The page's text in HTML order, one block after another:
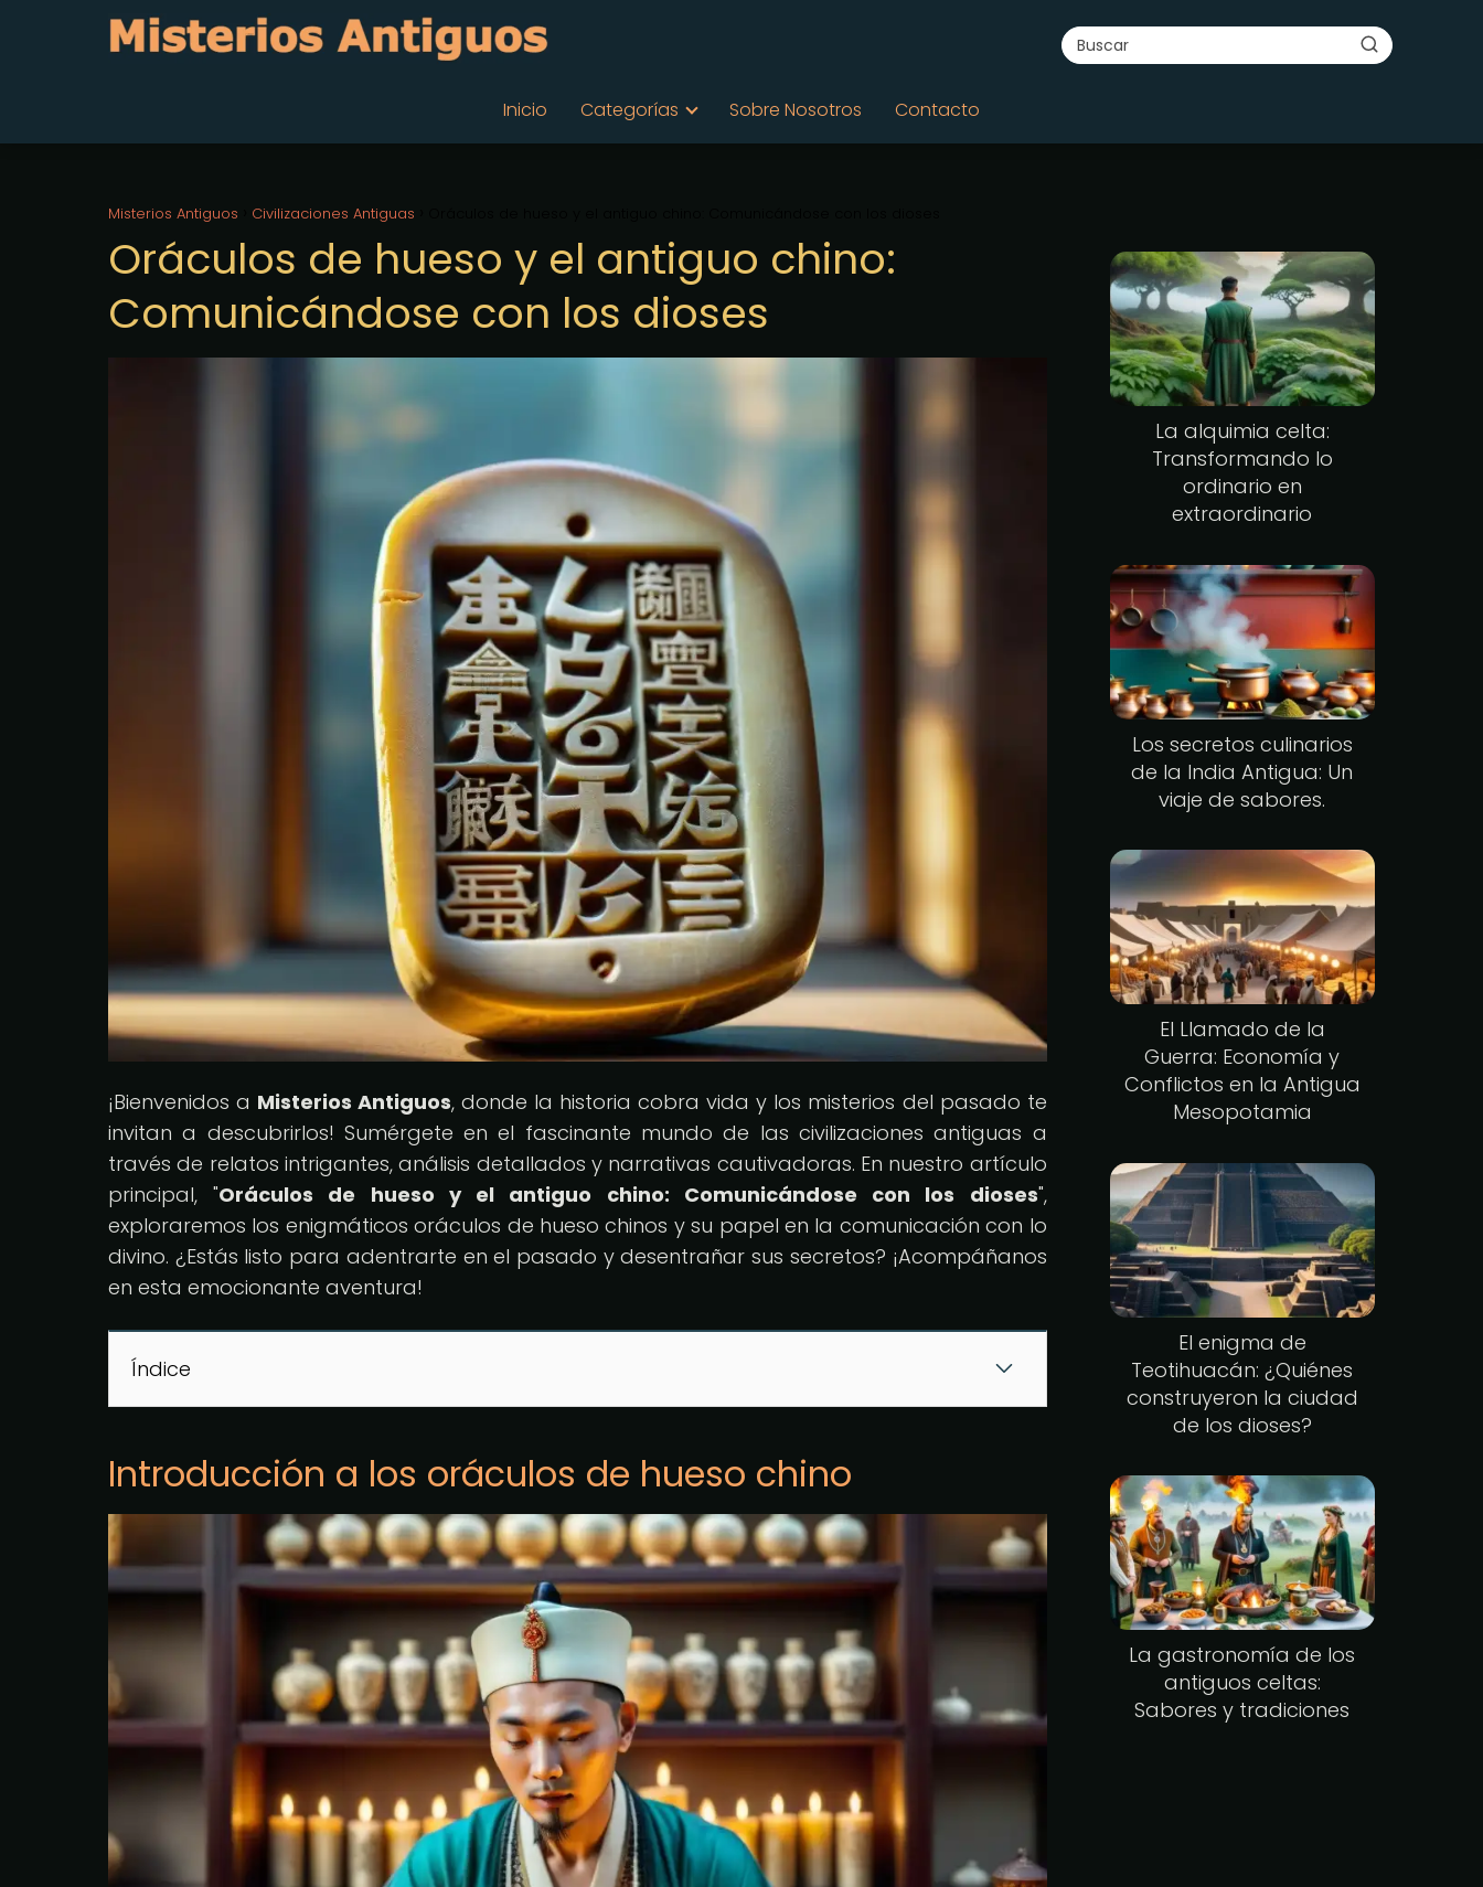
Inicio Categorías Sobre Nosotros Contacto
Misterios Antiguos Civilizaciones Antiguas
Oráculos de hueso y el antiguo chino:
Comunicándose con los dioses
¡Bienvenidos a Misterios Antiguos, donde la historia cobra vida y los misterios del pasado te
invitan a descubrirlos! Sumérgete en el fascinante mundo de las civilizaciones antiguas a
través de relatos intrigantes, análisis detallados y narrativas cautivadoras. En nuestro artículo
principal, "Oráculos de hueso y el antiguo chino: Comunicándose con los dioses",
exploraremos los enigmáticos oráculos de hueso chinos y su papel en la comunicación con lo
divino. ¿Estás listo para adentrarte en el pasado y desentrañar sus secretos? ¡Acompáñanos
en esta emocionante aventura!
Índice
Introducción a los oráculos de hueso chino
La alquimia celta:
Transformando lo
ordinario en
extraordinario
Los secretos culinarios
de la India Antigua: Un
viaje de sabores.
El Llamado de la
Guerra: Economía y
Conflictos en la Antigua
Mesopotamia
El enigma de
Teotihuacán: ¿Quiénes
construyeron la ciudad
de los dioses?
La gastronomía de los
antiguos celtas:
Sabores y tradiciones